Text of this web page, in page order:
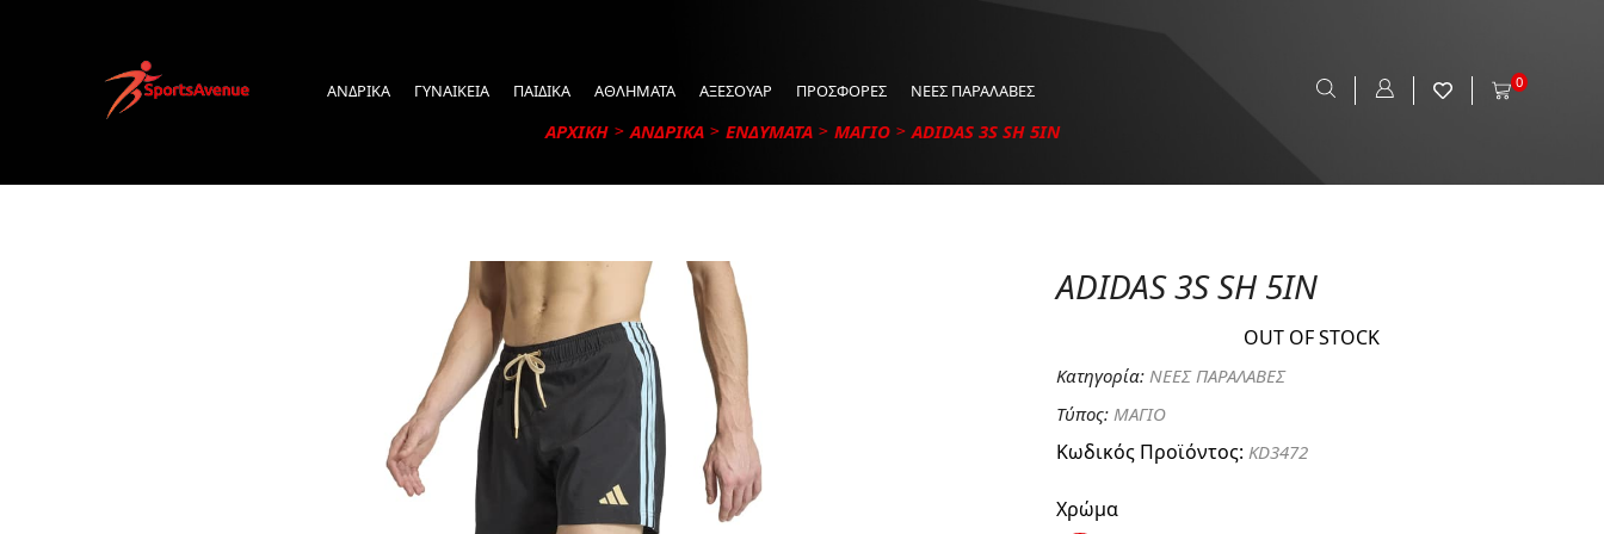
ΑΝΔΡΙΚΑ ΓΥΝΑΙΚΕΙΑ ΠΑΙΔΙΚΑ ΑΘΛΗΜΑΤΑ ΑΞΕΣΟΥΑΡ ΠΡΟΣΦΟΡΕΣ ΝΕΕΣ ΠΑΡΑΛΑΒΕΣ 0
ΑΡΧΙΚΗ ΑΝΔΡΙΚΑ ΕΝΔΥΜΑΤΑ ΜΑΓΙΟ ADIDAS 3S SH 5IN
ADIDAS 3S SH 5IN
OUT OF STOCK
Κατηγορία:ΝΕΕΣ ΠΑΡΑΛΑΒΕΣ
Τύπος:ΜΑΓΙΟ
Κωδικός Προϊόντος:KD3472
Χρώμα